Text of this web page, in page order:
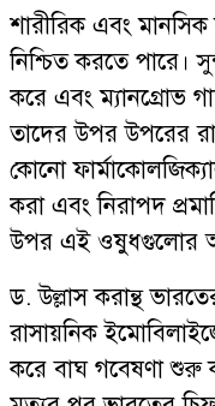
শারীরিক এবং মানসিক
নিশ্চিত করতে পারে।
করে এবং ম্যানগ্রোভ
তাদের উপর উপরের
কোনো
করা এবং নিরাপদ
উপর এই ওষুধগুলোর
ড. উল্লাস করান্থ
রাসায়নিক
করে বাঘ গবেষণা শুরু